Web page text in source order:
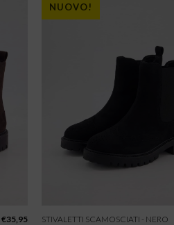
€35,95
NUOVO!
STIVALETTI SCAMOSCIATI - NERO